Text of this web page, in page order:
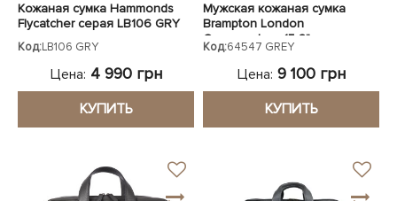
Кожаная сумка Hammonds
Flycatcher серая LB106 GRY
Код:LB106 GRY
Цена: 4 990 грн
КУПИТЬ
Мужская кожаная сумка
Brampton London
Commandeer 15,6" серая
64547 GREY
Код:64547 GREY
Цена: 9 100 грн
КУПИТЬ